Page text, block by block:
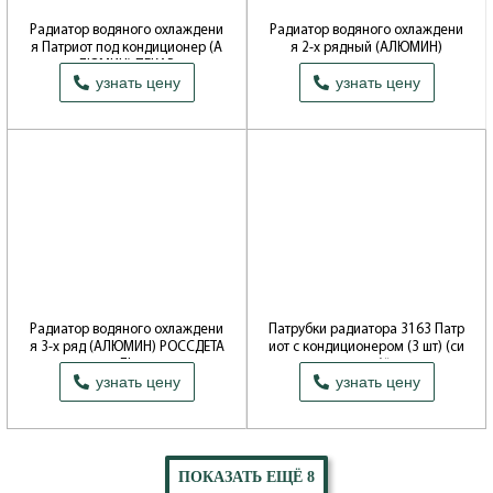
Радиатор водяного охлаждени
я Патриот под кондиционер (А
ЛЮМИН) ПЕКАР
Производитель: Топливные системы
(С.-Петербург)
узнать цену
Радиатор водяного охлаждени
я 2-х рядный (АЛЮМИН)
узнать цену
Радиатор водяного охлаждени
я 3-х ряд (АЛЮМИН) РОССДЕТА
ЛЬ
Производитель: РОССДЕТАЛЬ
узнать цену
Патрубки радиатора 3163 Патр
иот с кондиционером (3 шт) (си
ликон)*
Производитель: ТЕХНОПАРТНЕР
(Балаково)
узнать цену
ПОКАЗАТЬ ЕЩЁ 8